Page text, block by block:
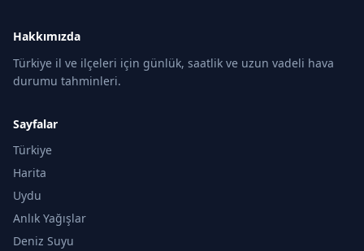
Hakkımızda
Türkiye il ve ilçeleri için günlük, saatlik ve uzun vadeli hava
durumu tahminleri.
Sayfalar
Türkiye
Harita
Uydu
Anlık Yağışlar
Deniz Suyu